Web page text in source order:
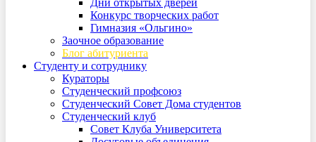
Дни открытых дверей
Конкурс творческих работ
Гимназия «Ольгино»
Заочное образование
Блог абитуриента
Студенту и сотруднику
Кураторы
Студенческий профсоюз
Студенческий Совет Дома студентов
Студенческий клуб
Совет Клуба Университета